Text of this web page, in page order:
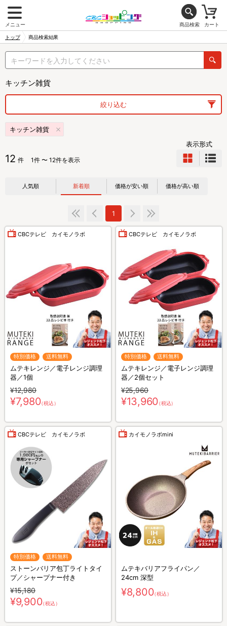
メニュー 商品検索 カート
トップ 商品検索結果
キッチン雑貨
絞り込む
キッチン雑貨
12 件 1件 〜 12件を表示
表示形式
人気順 新着順 価格が安い順 価格が高い順
1
CBCテレビ カイモノラボ
特別価格 送料無料
ムテキレンジ／電子レンジ調理
器／1個
¥12,980
¥7,980（税込）
CBCテレビ カイモノラボ
特別価格 送料無料
ムテキレンジ／電子レンジ調理
器／2個セット
¥25,960
¥13,960（税込）
CBCテレビ カイモノラボ
特別価格 送料無料
ストーンバリア包丁ライトタイ
プ／シャープナー付き
¥15,180
¥9,900（税込）
カイモノラボmini
ムテキバリアフライパン／
24cm 深型
¥8,800（税込）